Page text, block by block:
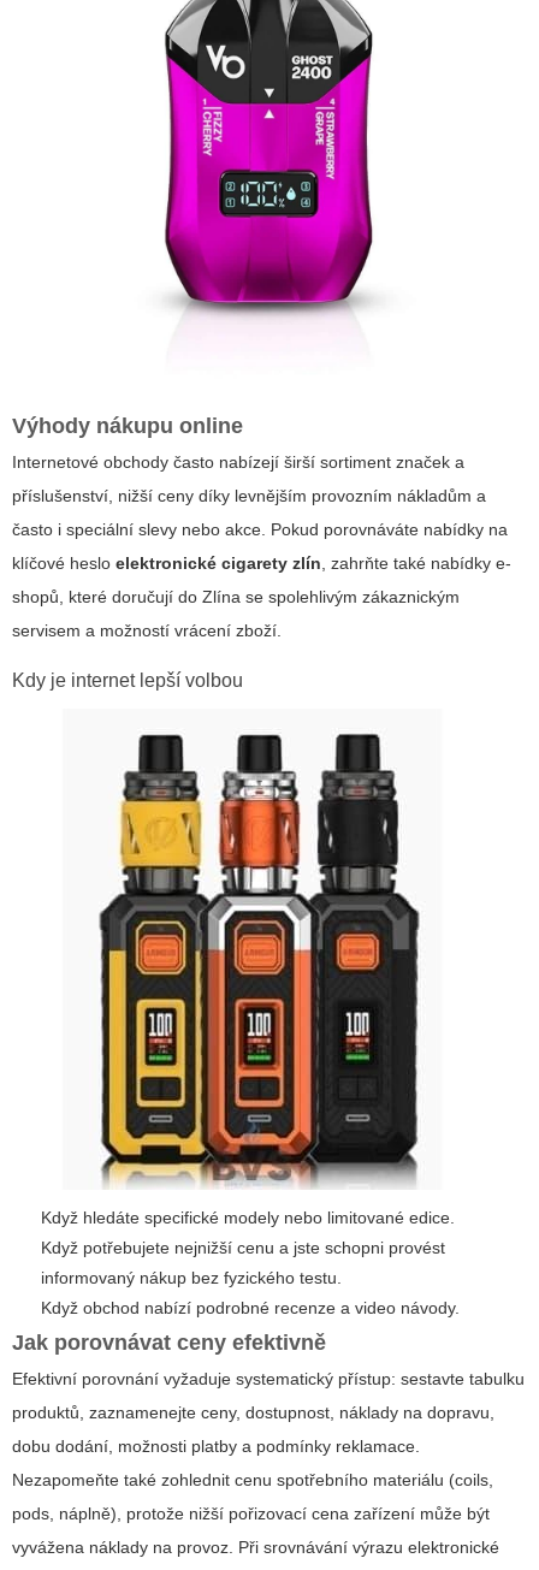
Výhody nákupu online
Internetové obchody často nabízejí širší sortiment značek a
příslušenství, nižší ceny díky levnějším provozním nákladům a
často i speciální slevy nebo akce. Pokud porovnáváte nabídky na
klíčové heslo elektronické cigarety zlín, zahrňte také nabídky e-
shopů, které doručují do Zlína se spolehlivým zákaznickým
servisem a možností vrácení zboží.
Kdy je internet lepší volbou
Když hledáte specifické modely nebo limitované edice.
Když potřebujete nejnižší cenu a jste schopni provést
informovaný nákup bez fyzického testu.
Když obchod nabízí podrobné recenze a video návody.
Jak porovnávat ceny efektivně
Efektivní porovnání vyžaduje systematický přístup: sestavte tabulku
produktů, zaznamenejte ceny, dostupnost, náklady na dopravu,
dobu dodání, možnosti platby a podmínky reklamace.
Nezapomeňte také zohlednit cenu spotřebního materiálu (coils,
pods, náplně), protože nižší pořizovací cena zařízení může být
vyvážena náklady na provoz. Při srovnávání výrazu elektronické